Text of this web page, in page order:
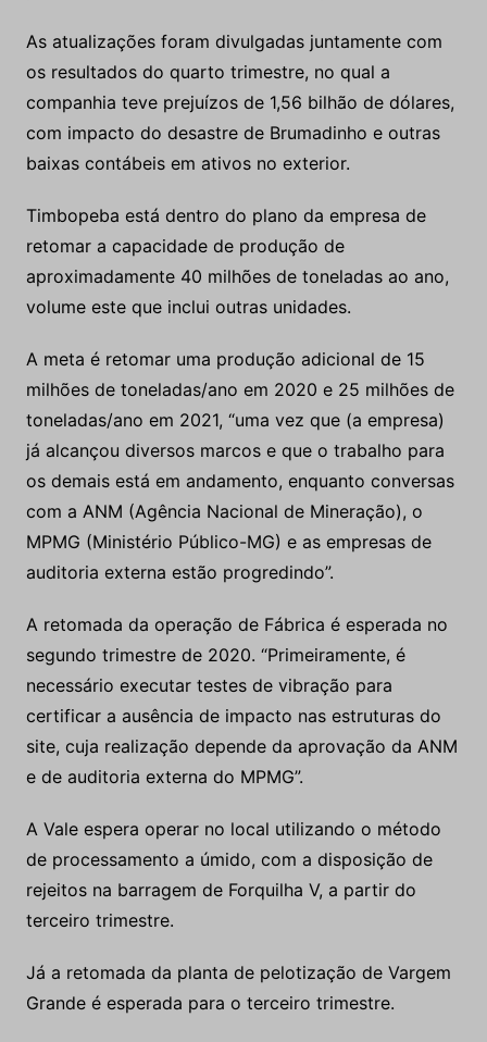
As atualizações foram divulgadas juntamente com
os resultados do quarto trimestre, no qual a
companhia teve prejuízos de 1,56 bilhão de dólares,
com impacto do desastre de Brumadinho e outras
baixas contábeis em ativos no exterior.
Timbopeba está dentro do plano da empresa de
retomar a capacidade de produção de
aproximadamente 40 milhões de toneladas ao ano,
volume este que inclui outras unidades.
A meta é retomar uma produção adicional de 15
milhões de toneladas/ano em 2020 e 25 milhões de
toneladas/ano em 2021, “uma vez que (a empresa)
já alcançou diversos marcos e que o trabalho para
os demais está em andamento, enquanto conversas
com a ANM (Agência Nacional de Mineração), o
MPMG (Ministério Público-MG) e as empresas de
auditoria externa estão progredindo”.
A retomada da operação de Fábrica é esperada no
segundo trimestre de 2020. “Primeiramente, é
necessário executar testes de vibração para
certificar a ausência de impacto nas estruturas do
site, cuja realização depende da aprovação da ANM
e de auditoria externa do MPMG”.
A Vale espera operar no local utilizando o método
de processamento a úmido, com a disposição de
rejeitos na barragem de Forquilha V, a partir do
terceiro trimestre.
Já a retomada da planta de pelotização de Vargem
Grande é esperada para o terceiro trimestre.